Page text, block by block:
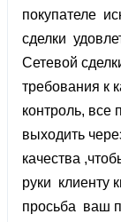
покупателе
сделки
Сетевой
требования к
контроль, все
выходить
качества
руки клиенту
просьба ваш